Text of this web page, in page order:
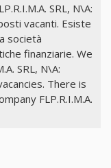
SRL, N\A:
vacanti. Esiste
società
finanziarie. We
SRL, N\A:
There is
FLP.R.I.M.A.